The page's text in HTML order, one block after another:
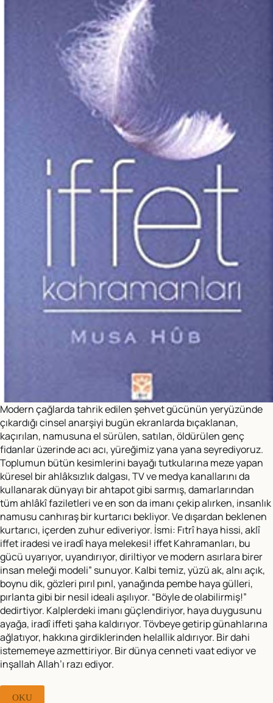
Modern çağlarda tahrik edilen şehvet gücünün yeryüzünde
çıkardığı cinsel anarşiyi bugün ekranlarda bıçaklanan,
kaçırılan, namusuna el sürülen, satılan, öldürülen genç
fidanlar üzerinde acı acı, yüreğimiz yana yana seyrediyoruz.
Toplumun bütün kesimlerini bayağı tutkularına meze yapan
küresel bir ahlâksızlık dalgası, TV ve medya kanallarını da
kullanarak dünyayı bir ahtapot gibi sarmış, damarlarından
tüm ahlâkî faziletleri ve en son da imanı çekip alırken, insanlık
namusu canhıraş bir kurtarıcı bekliyor. Ve dışardan beklenen
kurtarıcı, içerden zuhur ediveriyor. İsmi: Fıtrî haya hissi, aklî
iffet iradesi ve iradî haya melekesi! iffet Kahramanları, bu
gücü uyarıyor, uyandırıyor, diriltiyor ve modern asırlara birer
insan meleği modeli” sunuyor. Kalbi temiz, yüzü ak, alnı açık,
boynu dik, gözleri pırıl pınl, yanağında pembe haya gülleri,
pırlanta gibi bir nesil ideali aşılıyor. “Böyle de olabilirmiş!”
dedirtiyor. Kalplerdeki imanı güçlendiriyor, haya duygusunu
ayağa, iradî iffeti şaha kaldırıyor. Tövbeye getirip günahlarına
ağlatıyor, hakkına girdiklerinden helallik aldırıyor. Bir dahi
istememeye azmettiriyor. Bir dünya cenneti vaat ediyor ve
inşallah Allah’ı razı ediyor.
OKU